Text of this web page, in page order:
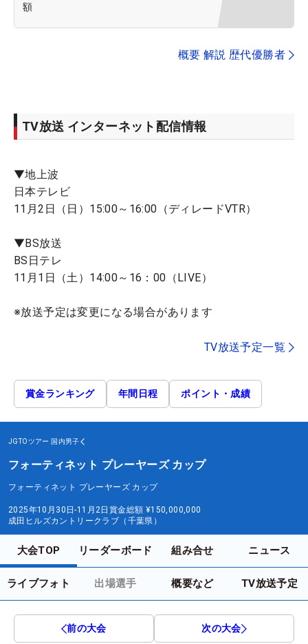
額
概要 解説 歴代優勝者
TV放送 インターネット配信情報
▼地上波
日本テレビ
11月2日（日）15:00～16:00（ディレードVTR）
▼BS放送
BS日テレ
11月1日（土）14:00～16：00（LIVE）
※放送予定は変更になる場合があります
TV放送予定一覧
賞金ランキング 年間日程 ポイント・成績
JGTOツアー 国内男子
フォーティネット プレーヤーズ カップ
フォーティネット プレーヤーズ カップ
2025年10月30日-11月2日 賞金総額 ¥150,000,000
成田ヒルズカントリークラブ（千葉県）
大会TOP リーダーボード 組み合せ ニュース
ライブフォト 出場選手 概要など TV放送予定
前の大会 次の大会